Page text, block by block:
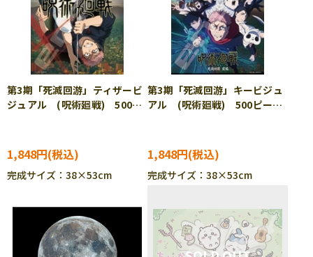
第3期「死滅回游」ティザービ
ジュアル (呪術廻戦) 500ピ
1,848円
完成サイズ：38×53cm
第3期「死滅回游」キービジュ
アル (呪術廻戦) 500ピー
1,848円
完成サイズ：38×53cm